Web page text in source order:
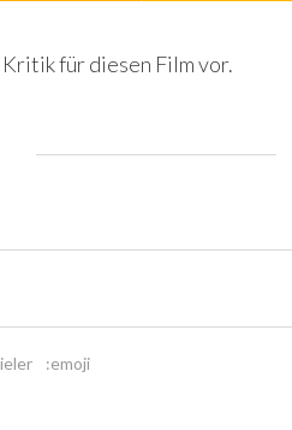
für diesen Film vor.
:emoji